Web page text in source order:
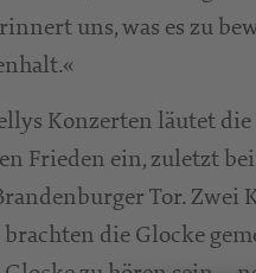
uns, was es zu
Konzerten läutet die
Frieden ein, zuletzt
Tor. Zwei
die Glocke